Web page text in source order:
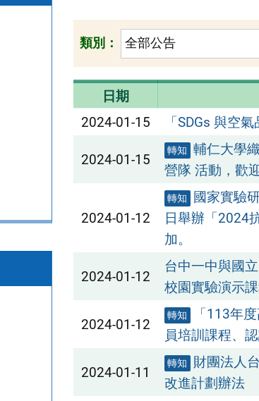
類別：
日期
2024-01-15
「SDGs 與空
2024-01-15
轉知 輔仁大學
營隊 活動，歡
2024-01-12
轉知
國家實驗
日舉辦「2024
加。
2024-01-12
台中一中與國
校園實驗演示
2024-01-12
轉知
「113年
員培訓課程、
2024-01-11
轉知
財團法人
改進計劃辦法